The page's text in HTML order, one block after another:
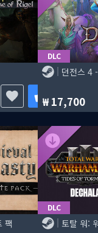
DLC
던전스 4
17,700
팩
DLC
토탈 워: